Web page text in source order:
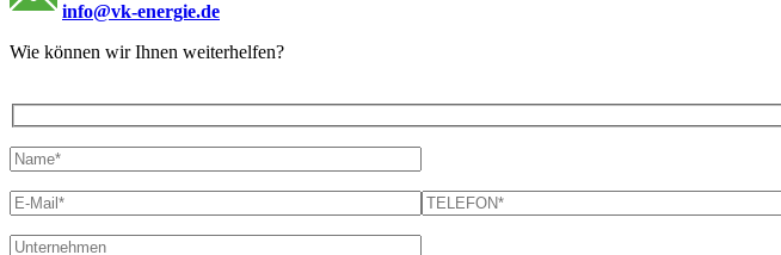
info@vk-energie.de
Wie können wir Ihnen weiterhelfen?